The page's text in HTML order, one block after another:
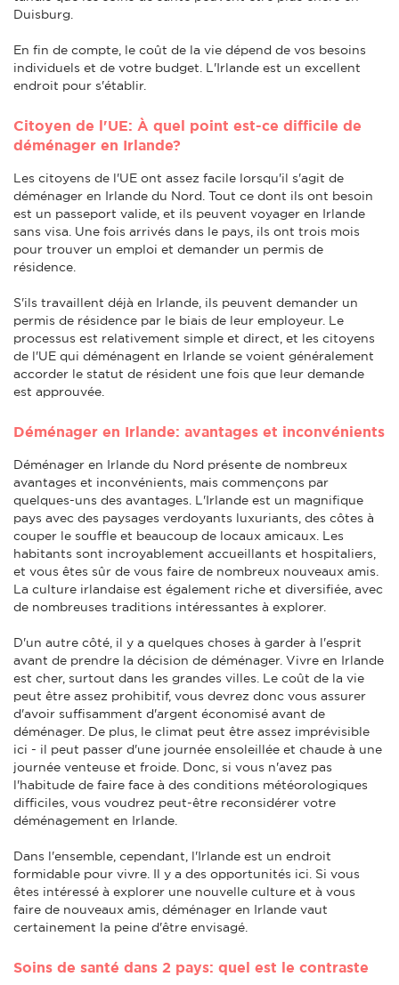
Duisburg.
En fin de compte, le coût de la vie dépend de vos besoins
individuels et de votre budget. L'Irlande est un excellent
endroit pour s'établir.
Citoyen de l'UE: À quel point est-ce difficile de
déménager en Irlande?
Les citoyens de l'UE ont assez facile lorsqu'il s'agit de
déménager en Irlande du Nord. Tout ce dont ils ont besoin
est un passeport valide, et ils peuvent voyager en Irlande
sans visa. Une fois arrivés dans le pays, ils ont trois mois
pour trouver un emploi et demander un permis de
résidence.
S'ils travaillent déjà en Irlande, ils peuvent demander un
permis de résidence par le biais de leur employeur. Le
processus est relativement simple et direct, et les citoyens
de l'UE qui déménagent en Irlande se voient généralement
accorder le statut de résident une fois que leur demande
est approuvée.
Déménager en Irlande: avantages et inconvénients
Déménager en Irlande du Nord présente de nombreux
avantages et inconvénients, mais commençons par
quelques-uns des avantages. L'Irlande est un magnifique
pays avec des paysages verdoyants luxuriants, des côtes à
couper le souffle et beaucoup de locaux amicaux. Les
habitants sont incroyablement accueillants et hospitaliers,
et vous êtes sûr de vous faire de nombreux nouveaux amis.
La culture irlandaise est également riche et diversifiée, avec
de nombreuses traditions intéressantes à explorer.
D'un autre côté, il y a quelques choses à garder à l'esprit
avant de prendre la décision de déménager. Vivre en Irlande
est cher, surtout dans les grandes villes. Le coût de la vie
peut être assez prohibitif, vous devrez donc vous assurer
d'avoir suffisamment d'argent économisé avant de
déménager. De plus, le climat peut être assez imprévisible
ici - il peut passer d'une journée ensoleillée et chaude à une
journée venteuse et froide. Donc, si vous n'avez pas
l'habitude de faire face à des conditions météorologiques
difficiles, vous voudrez peut-être reconsidérer votre
déménagement en Irlande.
Dans l'ensemble, cependant, l'Irlande est un endroit
formidable pour vivre. Il y a des opportunités ici. Si vous
êtes intéressé à explorer une nouvelle culture et à vous
faire de nouveaux amis, déménager en Irlande vaut
certainement la peine d'être envisagé.
Soins de santé dans 2 pays: quel est le contraste